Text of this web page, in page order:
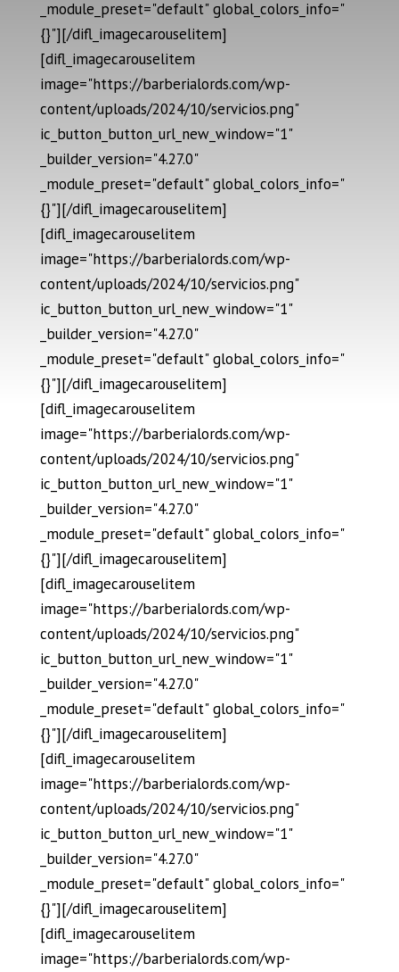
_module_preset="default" global_colors_info="
{}"][/difl_imagecarouselitem]
[difl_imagecarouselitem
image="https://barberialords.com/wp-
content/uploads/2024/10/servicios.png"
ic_button_button_url_new_window="1"
_builder_version="4.27.0"
_module_preset="default" global_colors_info="
{}"][/difl_imagecarouselitem]
[difl_imagecarouselitem
image="https://barberialords.com/wp-
content/uploads/2024/10/servicios.png"
ic_button_button_url_new_window="1"
_builder_version="4.27.0"
_module_preset="default" global_colors_info="
{}"][/difl_imagecarouselitem]
[difl_imagecarouselitem
image="https://barberialords.com/wp-
content/uploads/2024/10/servicios.png"
ic_button_button_url_new_window="1"
_builder_version="4.27.0"
_module_preset="default" global_colors_info="
{}"][/difl_imagecarouselitem]
[difl_imagecarouselitem
image="https://barberialords.com/wp-
content/uploads/2024/10/servicios.png"
ic_button_button_url_new_window="1"
_builder_version="4.27.0"
_module_preset="default" global_colors_info="
{}"][/difl_imagecarouselitem]
[difl_imagecarouselitem
image="https://barberialords.com/wp-
content/uploads/2024/10/servicios.png"
ic_button_button_url_new_window="1"
_builder_version="4.27.0"
_module_preset="default" global_colors_info="
{}"][/difl_imagecarouselitem]
[difl_imagecarouselitem
image="https://barberialords.com/wp-